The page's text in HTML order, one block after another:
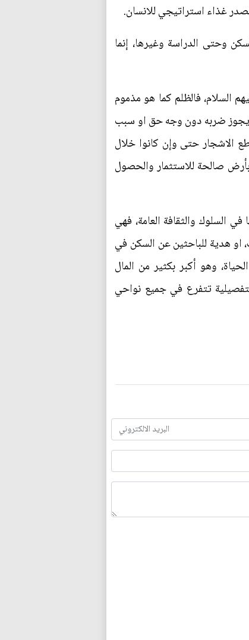
غذاء استراتيجي للانسان.
وحتى الدراسة وغيرها، إنما
السلام، فالظلم كما هو مذموم
يجوز ضربه دون وجه حق او سبب
الاشجار حتى وإن كانوا خلال
صالحة للاستثمار والحصول
السلوك والثقافة العامة، فهي
او هدية للباحثين عن السكن في
وهو أكبر بكثير من المال
تتفرع في جميع نواحي